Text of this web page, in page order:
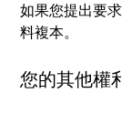
如果您提出要
料複本。
您的其他權